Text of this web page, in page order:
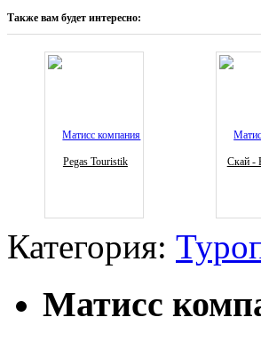
Также вам будет интересно:
Pegas Touristik Скай -
Категория:
Матисс